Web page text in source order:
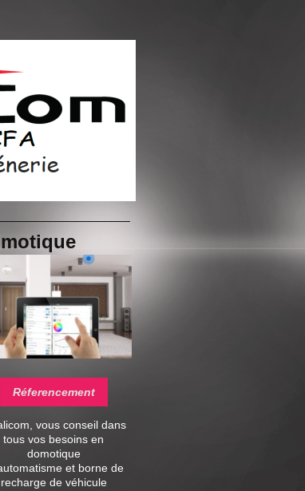
Réferencement
vous conseil dans
tous vos besoins en
domotique
et borne de
recharge de véhicule